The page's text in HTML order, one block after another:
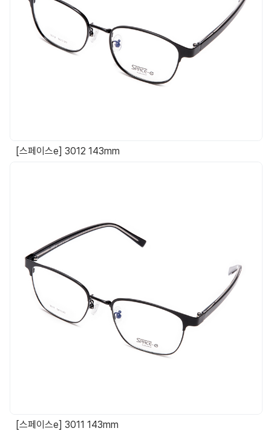
[스페이스e] 3012 143mm
[스페이스e] 3011 143mm